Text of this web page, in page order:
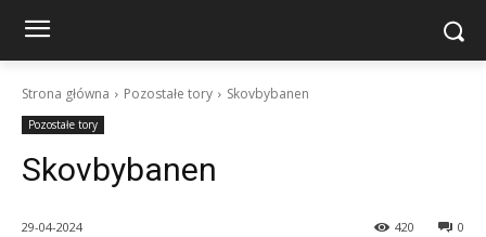
Strona główna Pozostałe tory Skovbybanen
Pozostałe tory
Skovbybanen
29-04-2024 0
420